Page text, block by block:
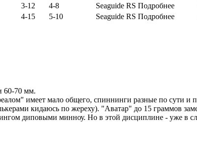
3-12 4-8 Seaguide RS Подробнее
4-15 5-10 Seaguide RS Подробнее
60-70 мм.
имеет мало общего, спиннинги разные по сути
кидаюсь по жереху). "Аватар" до 15 граммов
диповыми минноу. Но в этой дисциплине - уже в